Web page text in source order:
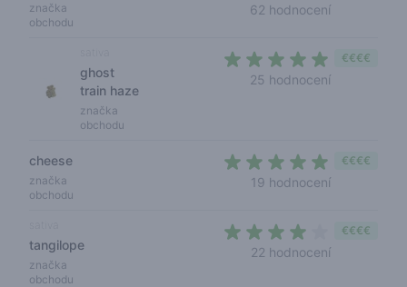
značka
obchodu
62 hodnocení
ghost
train haze
značka
obchodu
25 hodnocení
€€€€
cheese
značka
obchodu
19 hodnocení
€€€€
tangilope
značka
obchodu
22 hodnocení
€€€€